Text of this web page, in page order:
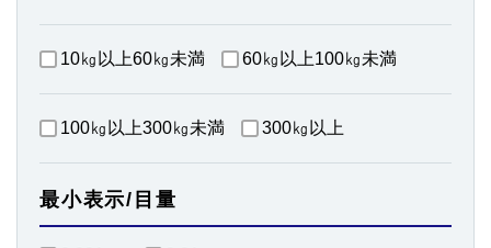
10㎏以上60㎏未満 60㎏以上100㎏未満
100㎏以上300㎏未満 300㎏以上
最小表示/目量